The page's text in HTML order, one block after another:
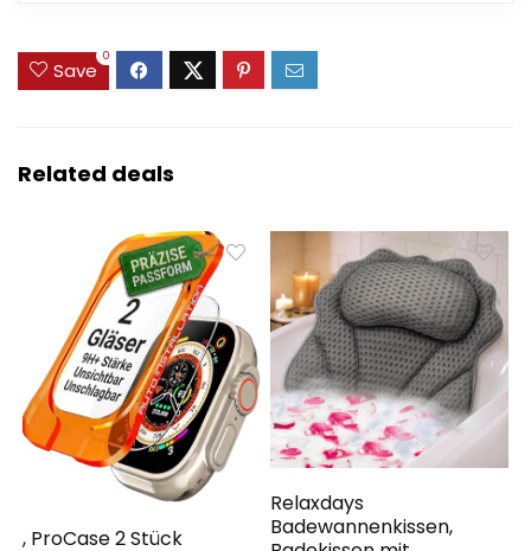
Save
0
Related deals
, ProCase 2 Stück
Relaxdays
Badewannenkissen,